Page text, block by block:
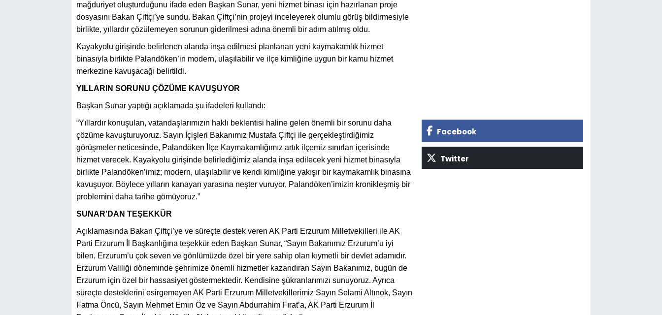
mağduriyet oluşturduğunu ifade eden Başkan Sunar, yeni hizmet binası için hazırlanan proje
dosyasını Bakan Çiftçi’ye sundu. Bakan Çiftçi’nin projeyi inceleyerek olumlu görüş bildirmesiyle
birlikte, yıllardır çözülemeyen sorunun giderilmesi adına önemli bir adım atılmış oldu.
Kayakyolu girişinde belirlenen alanda inşa edilmesi planlanan yeni kaymakamlık hizmet
binasıyla birlikte Palandöken’in modern, ulaşılabilir ve ilçe kimliğine uygun bir kamu hizmet
merkezine kavuşacağı belirtildi.
YILLARIN SORUNU ÇÖZÜME KAVUŞUYOR
Başkan Sunar yaptığı açıklamada şu ifadeleri kullandı:
“Yıllardır konuşulan, vatandaşlarımızın haklı beklentisi haline gelen önemli bir sorunu daha
çözüme kavuşturuyoruz. Sayın İçişleri Bakanımız Mustafa Çiftçi ile gerçekleştirdiğimiz
görüşmeler neticesinde, Palandöken İlçe Kaymakamlığımız artık ilçemiz sınırları içerisinde
hizmet verecek. Kayakyolu girişinde belirlediğimiz alanda inşa edilecek yeni hizmet binasıyla
birlikte Palandöken’imiz; modern, ulaşılabilir ve kendi kimliğine yakışır bir kaymakamlık binasına
kavuşuyor. Böylece yılların kanayan yarasına neşter vuruyor, Palandöken’imizin kronikleşmiş bir
problemini daha tarihe gömüyoruz.”
SUNAR’DAN TEŞEKKÜR
Açıklamasında Bakan Çiftçi’ye ve süreçte destek veren AK Parti Erzurum Milletvekilleri ile AK
Parti Erzurum İl Başkanlığına teşekkür eden Başkan Sunar, “Sayın Bakanımız Erzurum’u iyi
bilen, Erzurum’u çok seven ve gönlümüzde özel bir yere sahip olan kıymetli bir devlet adamıdır.
Erzurum Valiliği döneminde şehrimize önemli hizmetler kazandıran Sayın Bakanımız, bugün de
Erzurum için özel bir hassasiyet göstermektedir. Kendisine şükranlarımızı sunuyoruz. Ayrıca
süreçte desteklerini esirgemeyen AK Parti Erzurum Milletvekillerimiz Sayın Selami Altınok, Sayın
Fatma Öncü, Sayın Mehmet Emin Öz ve Sayın Abdurrahim Fırat’a, AK Parti Erzurum İl
Facebook
Twitter